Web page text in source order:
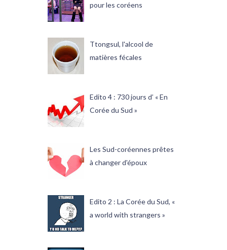
pour les coréens
Ttongsul, l'alcool de
matières fécales
Edito 4 : 730 jours d’ « En
Corée du Sud »
Les Sud-coréennes prêtes
à changer d'époux
Edito 2 : La Corée du Sud, «
a world with strangers »